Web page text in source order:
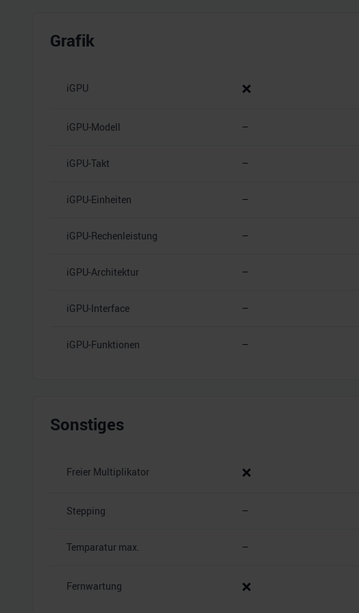
Grafik
iGPU ❌
iGPU-Modell –
iGPU-Takt –
iGPU-Einheiten –
iGPU-Rechenleistung –
iGPU-Architektur –
iGPU-Interface –
iGPU-Funktionen –
Sonstiges
Freier Multiplikator ❌
Stepping –
Temparatur max. –
Fernwartung ❌